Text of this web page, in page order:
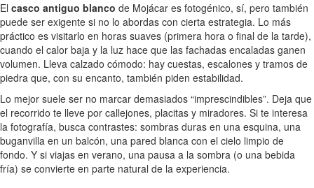
El casco antiguo blanco de Mojácar es fotogénico, sí, pero también
puede ser exigente si no lo abordas con cierta estrategia. Lo más
práctico es visitarlo en horas suaves (primera hora o final de la tarde),
cuando el calor baja y la luz hace que las fachadas encaladas ganen
volumen. Lleva calzado cómodo: hay cuestas, escalones y tramos de
piedra que, con su encanto, también piden estabilidad.
Lo mejor suele ser no marcar demasiados “imprescindibles”. Deja que
el recorrido te lleve por callejones, placitas y miradores. Si te interesa
la fotografía, busca contrastes: sombras duras en una esquina, una
buganvilla en un balcón, una pared blanca con el cielo limpio de
fondo. Y si viajas en verano, una pausa a la sombra (o una bebida
fría) se convierte en parte natural de la experiencia.